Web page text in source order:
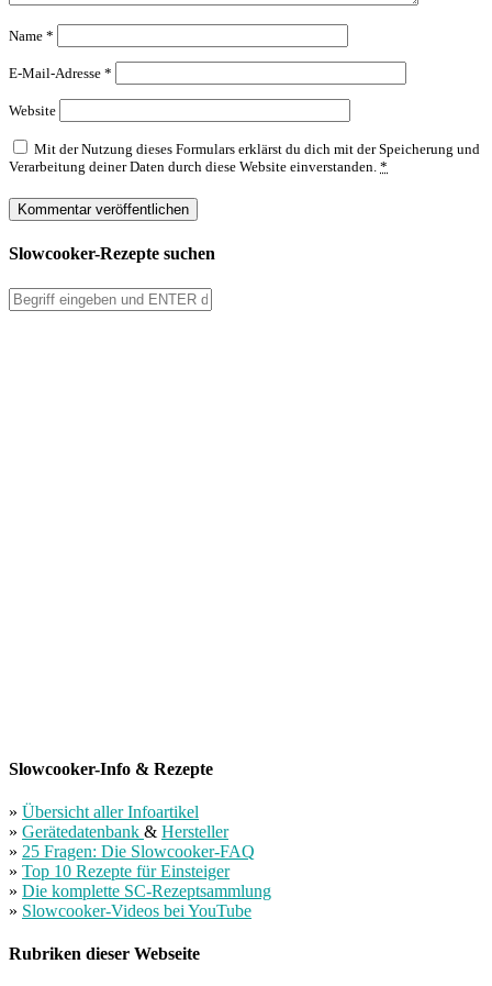
Name *
E-Mail-Adresse *
Website
Mit der Nutzung dieses Formulars erklärst du dich mit der Speicherung und
Verarbeitung deiner Daten durch diese Website einverstanden. *
Slowcooker-Rezepte suchen
Slowcooker-Info & Rezepte
» Übersicht aller Infoartikel
» Gerätedatenbank & Hersteller
» 25 Fragen: Die Slowcooker-FAQ
» Top 10 Rezepte für Einsteiger
» Die komplette SC-Rezeptsammlung
» Slowcooker-Videos bei YouTube
Rubriken dieser Webseite